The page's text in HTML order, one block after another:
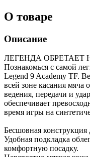
О товаре
Описание
ЛЕГЕНДА
Познакомься с самой
Legend 9 Academy TF.
всей зоне касания мяча
ведения, передачи и
обеспечивает
время игры на
Бесшовная
Удобная подкладка
комфортную посадку.